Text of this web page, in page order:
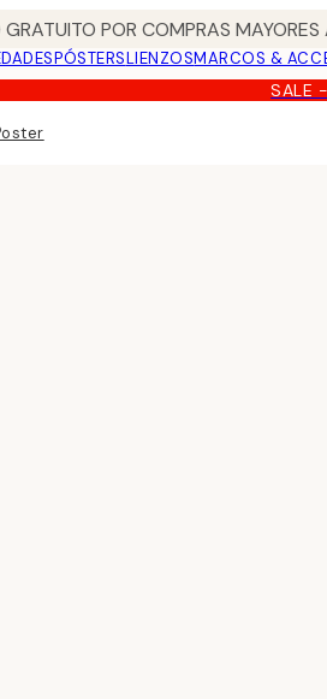
GRATUITO POR COMPRAS
PÓSTERSLIENZOSMARCOS &
SALE